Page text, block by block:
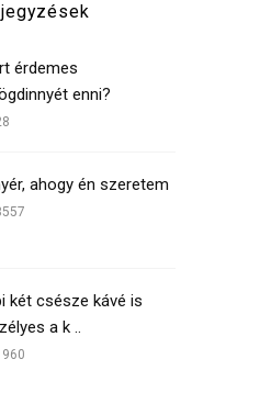
érdemes
enni?
ahogy én szeretem
két csésze kávé is
a k ..